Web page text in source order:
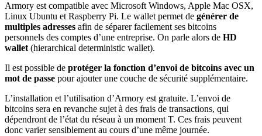
Armory est compatible avec Microsoft Windows, Apple Mac OSX,
Linux Ubuntu et Raspberry Pi. Le wallet permet de générer de
multiples adresses afin de séparer facilement ses bitcoins
personnels des comptes d’une entreprise. On parle alors de HD
wallet(hierarchical deterministic wallet).
Il est possible de protéger la fonction d’envoi de bitcoins avec un
mot de passe pour ajouter une couche de sécurité supplémentaire.
L’installation et l’utilisation d’Armory est gratuite. L’envoi de
bitcoins sera en revanche sujet à des frais de transactions, qui
dépendront de l’état du réseau à un moment T. Ces frais peuvent
donc varier sensiblement au cours d’une même journée.